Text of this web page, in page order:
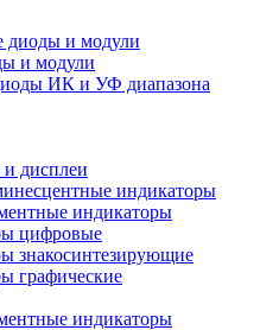
диоды и модули
и модули
ИК и УФ диапазона
дисплеи
индикаторы
индикаторы
цифровые
знакосинтезирующие
графические
индикаторы